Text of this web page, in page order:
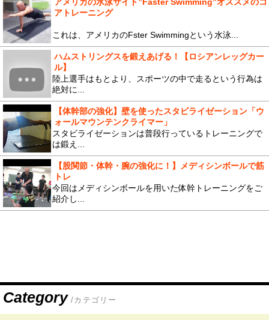
アトレーニング
これは、アメリカのFster Swimmingという水泳...
ハムストリングスを鍛えあげる！【ロシアンレッグカー
ル】
陸上選手はもとより、スポーツの中で走るという行為は
絶対に...
【体幹部の強化】壁を使ったスタビライゼーション「ウ
ォールマウンテンクライマー」
スタビライゼーションは普段行っているトレーニングで
は鍛え...
【股関節・体幹・腕の強化に！】メディシンボールで筋
トレ
今回はメディシンボールを用いた体幹トレーニングをご
紹介し...
Category /カテゴリー